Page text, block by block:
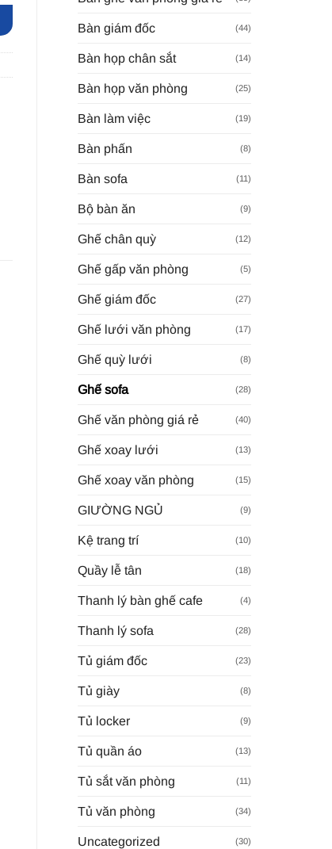
Bàn giám đốc (44)
Bàn họp chân sắt (14)
Bàn họp văn phòng (25)
Bàn làm việc (19)
Bàn phấn (8)
Bàn sofa (11)
Bộ bàn ăn (9)
Ghế chân quỳ (12)
Ghế gấp văn phòng (5)
Ghế giám đốc (27)
Ghế lưới văn phòng (17)
Ghế quỳ lưới (8)
Ghế sofa (28)
Ghế văn phòng giá rẻ (40)
Ghế xoay lưới (13)
Ghế xoay văn phòng (15)
GIƯỜNG NGỦ (9)
Kệ trang trí (10)
Quầy lễ tân (18)
Thanh lý bàn ghế cafe (4)
Thanh lý sofa (28)
Tủ giám đốc (23)
Tủ giày (8)
Tủ locker (9)
Tủ quần áo (13)
Tủ sắt văn phòng (11)
Tủ văn phòng (34)
Uncategorized (30)